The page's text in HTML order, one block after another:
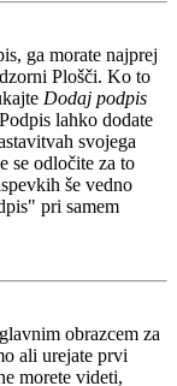
ga morate najprej
Plošči. Ko to
Dodaj podpis
lahko dodate
svojega
se odločite za to
še vedno
pri samem
obrazcem za
ali urejate prvi
morete videti,